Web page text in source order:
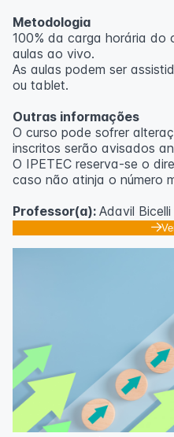
Metodologia
100% da carga horária do
aulas ao vivo.
As aulas podem ser
ou tablet.
Outras informações
O curso pode sofrer
inscritos serão avisados
O IPETEC reserva-se o
caso não atinja o número
Professor(a): Adavil Bicelli